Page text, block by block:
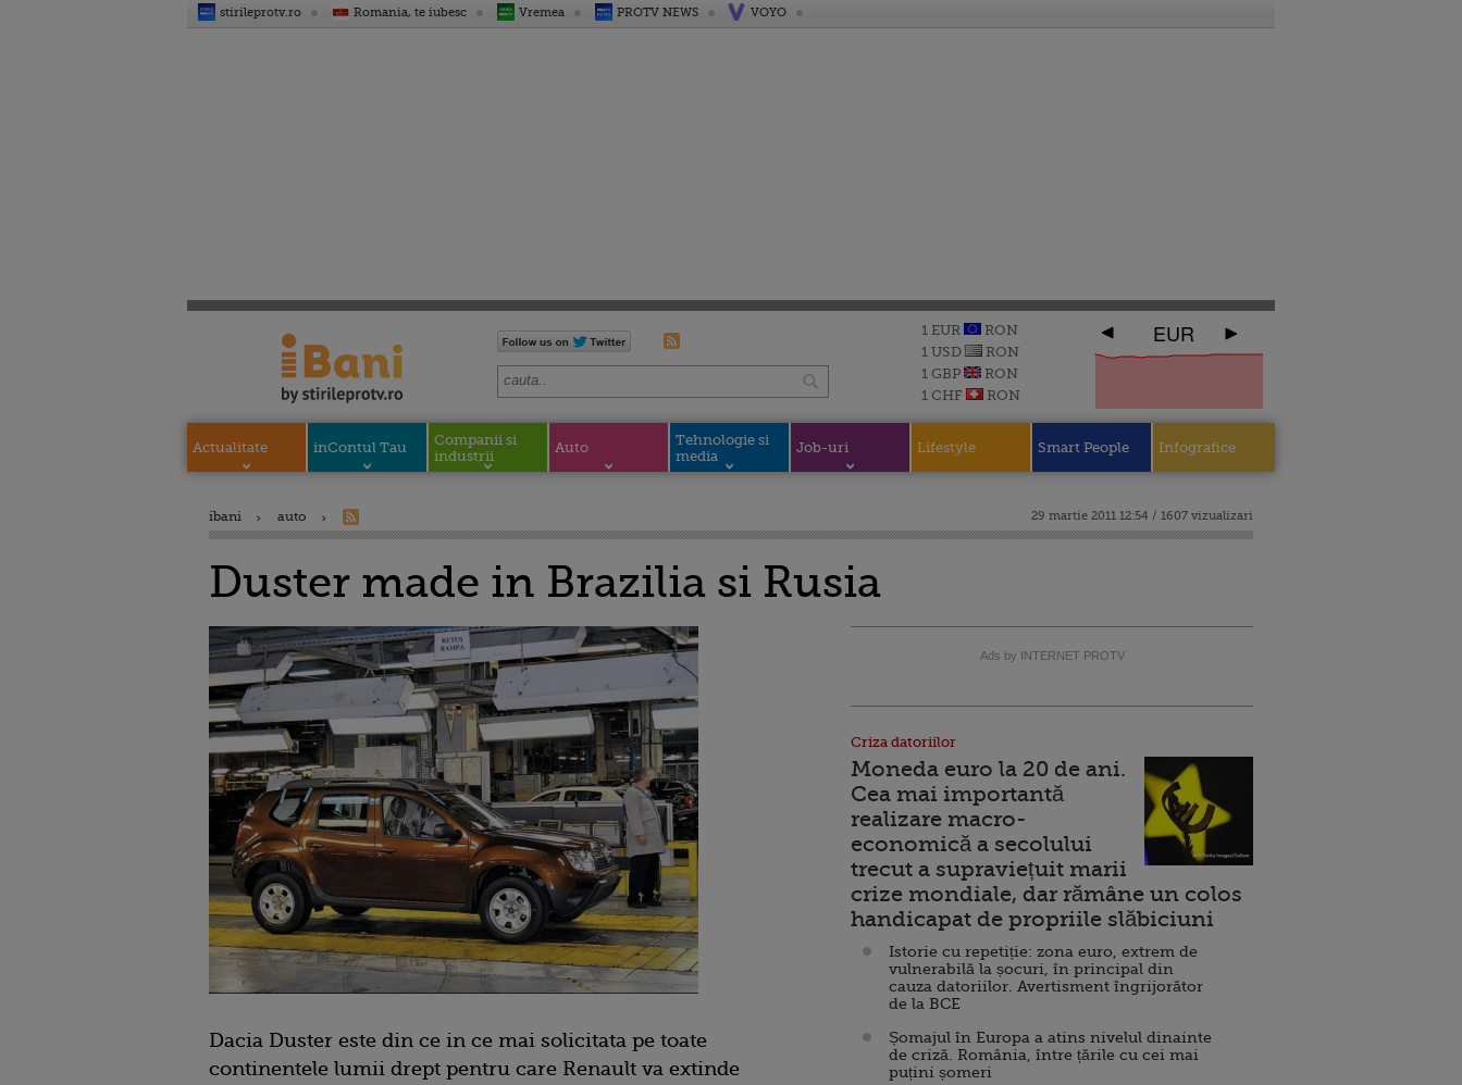
stirileprotv.ro Romania, te iubesc Vremea PROTV NEWS VOYO
1 EUR
RON
1 USD
RON
1 GBP
RON
1 CHF
RON
EUR
Actualitate inContul Tau
Companii si
industrii
Auto
Tehnologie si
media
Job-uri Lifestyle Smart People Infografice
ibani auto 29 martie 2011 12:54 / 1607 vizualizari
Duster made in Brazilia si Rusia
Dacia Duster este din ce in ce mai solicitata pe toate
continentele lumii drept pentru care Renault va extinde
Ads by INTERNET PROTV
Criza datoriilor
Moneda euro la 20 de ani.
Cea mai importantă
realizare macro-
economică a secolului
trecut a supraviețuit marii
crize mondiale, dar rămâne un colos
handicapat de propriile slăbiciuni
Istorie cu repetiție: zona euro, extrem de
vulnerabilă la șocuri, în principal din
cauza datoriilor. Avertisment îngrijorător
de la BCE
Șomajul în Europa a atins nivelul dinainte
de criză. România, între țările cu cei mai
puțini șomeri